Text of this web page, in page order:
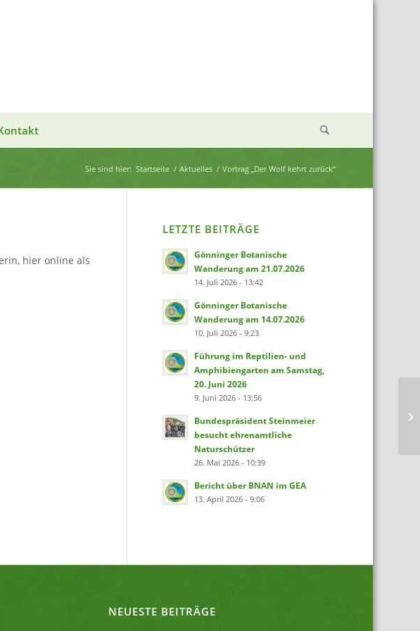
Sie sind hier: Startseite / Aktuelles / Vortrag „Der Wolf kehrt zurück“
hier online als
LETZTE BEITRÄGE
Gönninger Botanische
Wanderung am 21.07.2026
14. Juli 2026 - 13:42
Gönninger Botanische
Wanderung am 14.07.2026
10. Juli 2026 - 9:23
Führung im Reptilien- und
Amphibiengarten am Samstag,
20. Juni 2026
9. Juni 2026 - 13:56
Bundespräsident Steinmeier
besucht ehrenamtliche
Naturschützer
26. Mai 2026 - 10:39
Bericht über BNAN im GEA
13. April 2026 - 9:06
NEUESTE BEITRÄGE